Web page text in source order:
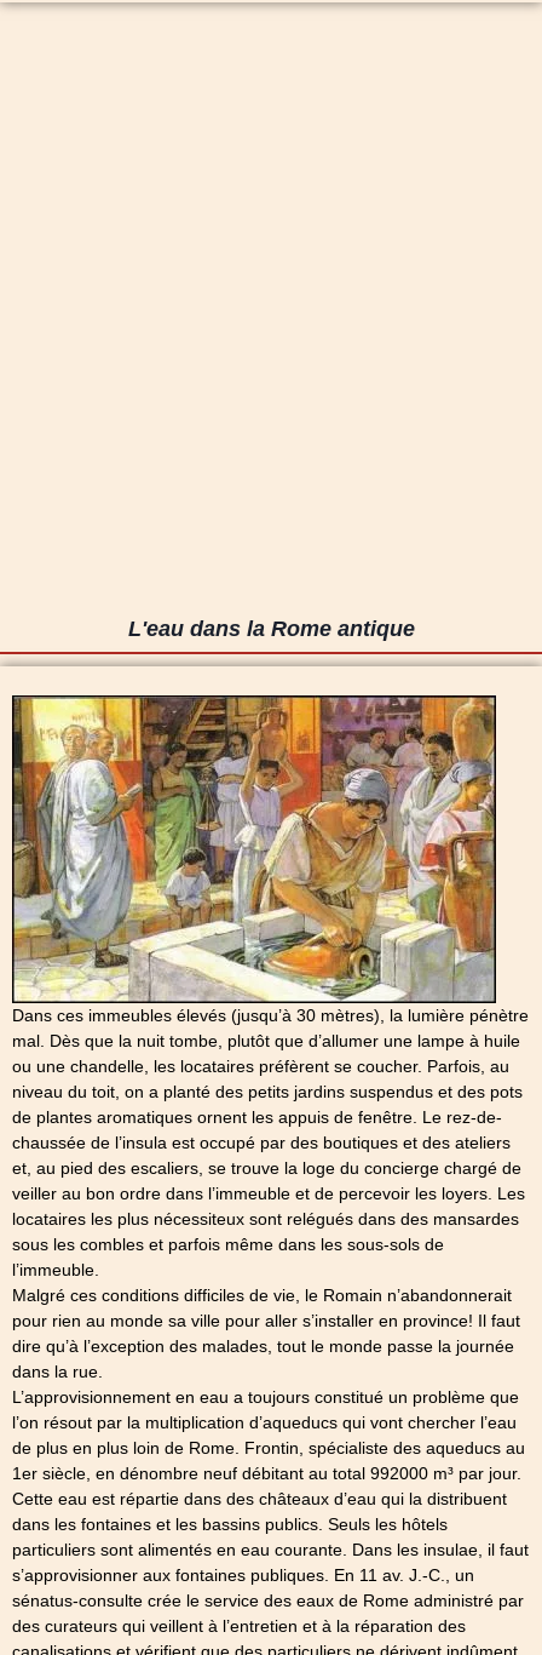
L'eau dans la Rome antique
Dans ces immeubles élevés (jusqu’à 30 mètres), la lumière pénètre
mal. Dès que la nuit tombe, plutôt que d’allumer une lampe à huile
ou une chandelle, les locataires préfèrent se coucher. Parfois, au
niveau du toit, on a planté des petits jardins suspendus et des pots
de plantes aromatiques ornent les appuis de fenêtre. Le rez-de-
chaussée de l’insula est occupé par des boutiques et des ateliers
et, au pied des escaliers, se trouve la loge du concierge chargé de
veiller au bon ordre dans l’immeuble et de percevoir les loyers. Les
locataires les plus nécessiteux sont relégués dans des mansardes
sous les combles et parfois même dans les sous-sols de
l’immeuble.
Malgré ces conditions difficiles de vie, le Romain n’abandonnerait
pour rien au monde sa ville pour aller s’installer en province! Il faut
dire qu’à l’exception des malades, tout le monde passe la journée
dans la rue.
L’approvisionnement en eau a toujours constitué un problème que
l’on résout par la multiplication d’aqueducs qui vont chercher l’eau
de plus en plus loin de Rome. Frontin, spécialiste des aqueducs au
1er siècle, en dénombre neuf débitant au total 992000 m³ par jour.
Cette eau est répartie dans des châteaux d’eau qui la distribuent
dans les fontaines et les bassins publics. Seuls les hôtels
particuliers sont alimentés en eau courante. Dans les insulae, il faut
s’approvisionner aux fontaines publiques. En 11 av. J.-C., un
sénatus-consulte crée le service des eaux de Rome administré par
des curateurs qui veillent à l’entretien et à la réparation des
canalisations et vérifient que des particuliers ne dérivent indûment